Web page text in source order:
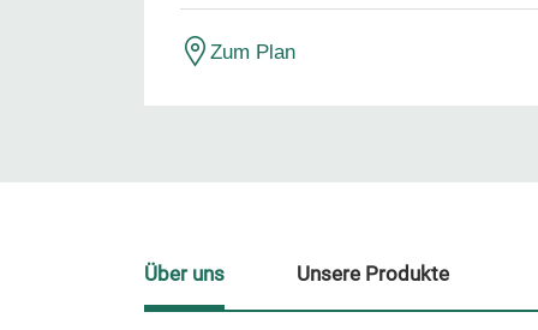
Zum Plan
Über uns Unsere Produkte